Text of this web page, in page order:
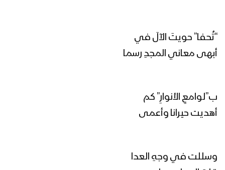
رجال الإسناد | فرقة أنصار الله 1446هـ“تُحفا” حويتَ الآلَ في
أبهى معاني المجدِ رسما
ب”لوامعِ الأنوارِ” كم
أهديت حيرانا وأعمى
وسللت في وجهِ العدا